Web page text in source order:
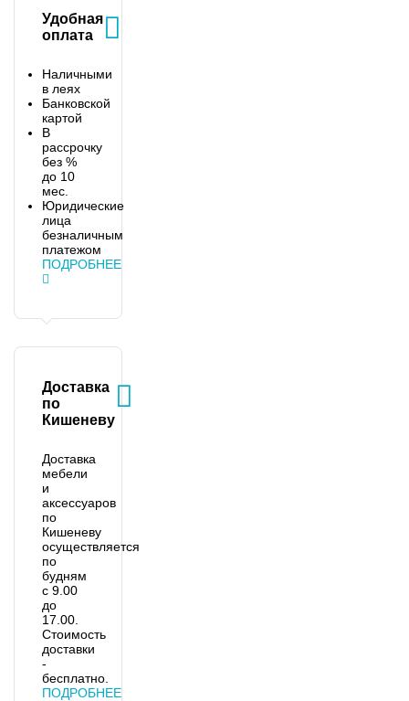
Удобная
оплата
Наличными
в леях
Банковской
картой
В
рассрочку
без %
до 10
мес.
Юридические
лица
безналичным
платежом
ПОДРОБНЕЕ
Доставка
по
Кишеневу
Доставка
мебели
и
аксессуаров
по
Кишеневу
осуществляется
по
будням
с 9.00
до
17.00.
Стоимость
доставки
-
бесплатно.
ПОДРОБНЕЕ